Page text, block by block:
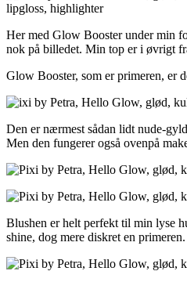
Her med Glow Booster under min
nok på billedet. Min top er i øvrigt
Glow Booster, som er primeren, er
Den er nærmest sådan lidt nude-
Men den fungerer også ovenpå
Blushen er helt perfekt til min lyse
shine, dog mere diskret en primeren.